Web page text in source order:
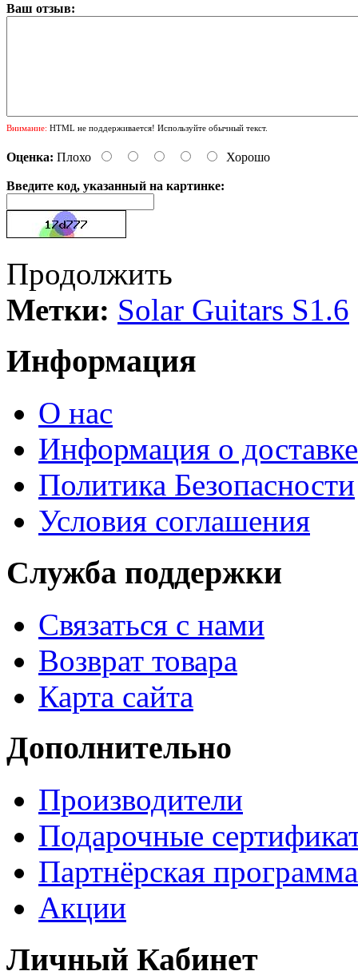
Ваш отзыв:
Внимание: HTML не поддерживается! Используйте обычный текст.
Оценка: Плохо Хорошо
Введите код, указанный на картинке:
Продолжить
Метки: Solar Guitars S1.6
Информация
О нас
Информация о доставке
Политика Безопасности
Условия соглашения
Служба поддержки
Связаться с нами
Возврат товара
Карта сайта
Дополнительно
Производители
Подарочные
Партнёрская программа
Акции
Личный Кабинет